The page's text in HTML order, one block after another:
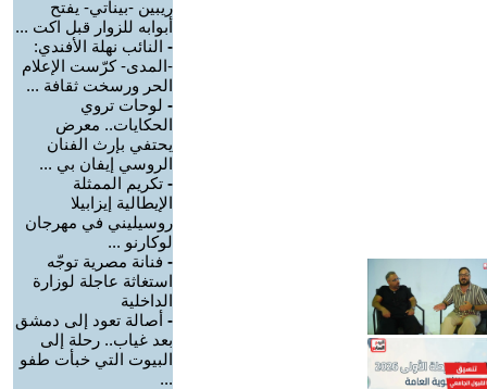
ريبين -بيناتي- يفتح
أبوابه للزوار قبل اكت ...
- النائب نهلة الأفندي:
-المدى- كرّست الإعلام
الحر ورسخت ثقافة ...
- لوحات تروي
الحكايات.. معرض
يحتفي بإرث الفنان
الروسي إيفان بي ...
- تكريم الممثلة
الإيطالية إيزابيلا
روسيليني في مهرجان
لوكارنو ...
- فنانة مصرية توجّه
استغاثة عاجلة لوزارة
الداخلية
- أصالة تعود إلى دمشق
بعد غياب.. رحلة إلى
البيوت التي خبأت طفو
...